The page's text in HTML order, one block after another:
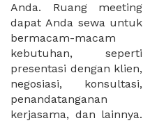
Anda. Ruang meeting
dapat Anda sewa untuk
bermacam-macam
kebutuhan, seperti
presentasi dengan klien,
negosiasi, konsultasi,
penandatanganan
kerjasama, dan lainnya.
XWORK akan
mempermudah
meeting Anda dan
membuat klien Anda
puas dengan meeting